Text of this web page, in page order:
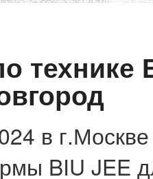
технике
в
BIU JEE